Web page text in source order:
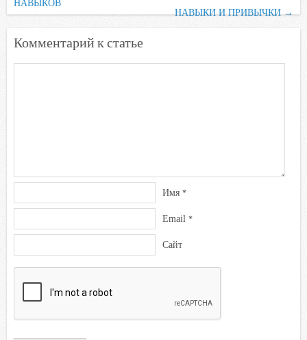
n
НАВЫКОВ
НАВЫКИ И ПРИВЫЧКИ→
Комментарий к статье
Имя *
Email *
Сайт